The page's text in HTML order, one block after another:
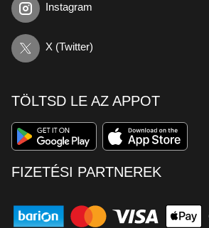
Instagram
X (Twitter)
TÖLTSD LE AZ APPOT
FIZETÉSI PARTNEREK